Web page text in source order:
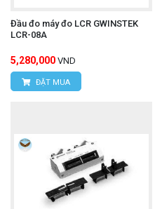
Đầu đo máy đo LCR GWINSTEK
LCR-08A
5,280,000 VND
ĐẶT MUA